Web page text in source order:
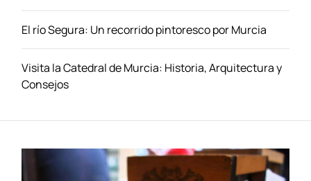
El río Segura: Un recorrido pintoresco por Murcia
Visita la Catedral de Murcia: Historia, Arquitectura y
Consejos